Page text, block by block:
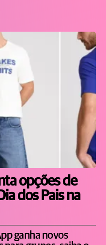
opções de
dos Pais na
ganha novos